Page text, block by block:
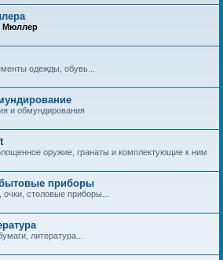
Мюллер
одежды, обувь...
и обмундирования
оружие, гранаты и комплектующие к ним
приборы
очки, столовые приборы...
литература...